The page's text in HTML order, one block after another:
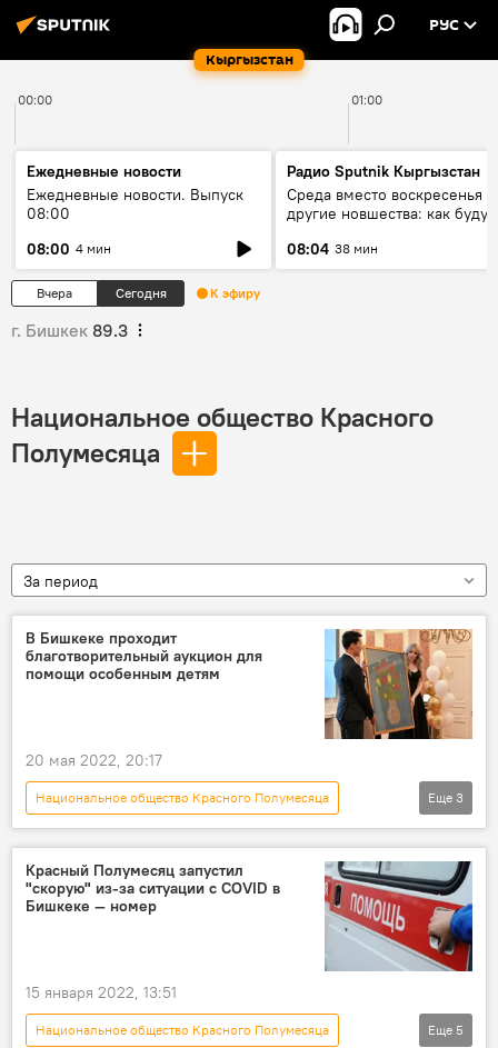
Кыргызстан
РУС
00:00 01:00
Ежедневные новости
Ежедневные новости. Выпуск
08:00
08:00 4 мин
Радио Sputnik Кыргызстан
Среда вместо воскресенья и
другие новшества: как будут
08:04 38 мин
Вчера Сегодня К эфиру
г. Бишкек 89.3
Национальное общество Красного
Полумесяца
За период
В Бишкеке проходит
благотворительный аукцион для
помощи особенным детям
20 мая 2022, 20:17
Национальное общество Красного Полумесяца
Кыргызстан
аукцион
благотворительность
Еще 3
Красный Полумесяц запустил
"скорую" из-за ситуации с COVID в
Бишкеке — номер
15 января 2022, 13:51
Национальное общество Красного Полумесяца
Еще 5